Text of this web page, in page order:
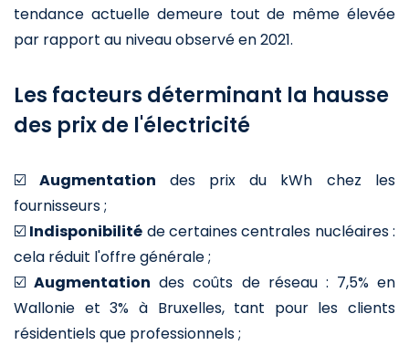
tendance actuelle demeure tout de même élevée
par rapport au niveau observé en 2021.
Les facteurs déterminant la hausse
des prix de l'électricité
☑️Augmentation des prix du kWh chez les
fournisseurs ;
☑️ Indisponibilité de certaines centrales nucléaires :
cela réduit l'offre générale ;
☑️Augmentation des coûts de réseau : 7,5% en
Wallonie et 3% à Bruxelles, tant pour les clients
résidentiels que professionnels ;